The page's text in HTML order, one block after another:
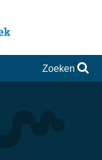
Zoeken